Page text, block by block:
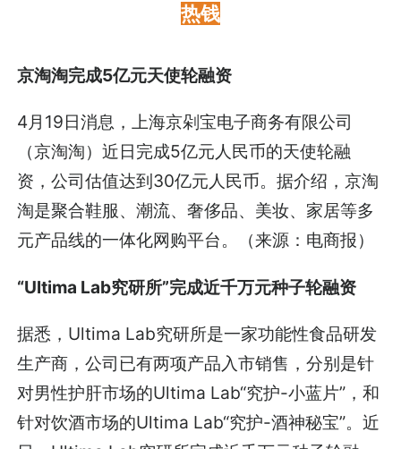
热钱
京淘淘完成5亿元天使轮融资
4月19日消息，上海京剁宝电子商务有限公司
（京淘淘）近日完成5亿元人民币的天使轮融
资，公司估值达到30亿元人民币。据介绍，京淘
淘是聚合鞋服、潮流、奢侈品、美妆、家居等多
元产品线的一体化网购平台。（来源：电商报）
“Ultima Lab究研所”完成近千万元种子轮融资
据悉，Ultima Lab究研所是一家功能性食品研发
生产商，公司已有两项产品入市销售，分别是针
对男性护肝市场的Ultima Lab“究护-小蓝片”，和
针对饮酒市场的Ultima Lab“究护-酒神秘宝”。近